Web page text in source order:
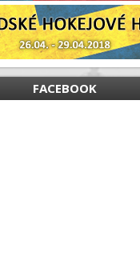
FACEBOOK